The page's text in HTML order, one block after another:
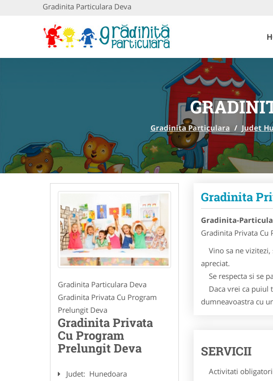
Gradinita Particulara Deva
Gradinita Particulara / Judet
Gradinita Particulara Deva
Gradinita Privata Cu Program
Prelungit Deva
Gradinita Privata
Cu Program
Prelungit Deva
Judet: Hunedoara
Gradinita
Gradinita-
Gradinita Privata Cu
Vino sa ne vizitezi,
apreciat.
Se respecta si se
Daca vrei ca puiul
dumneavoastra cu
SERVICII
Activitati